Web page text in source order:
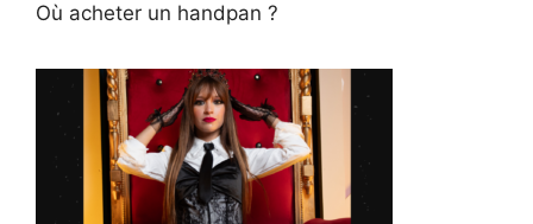
Où acheter un handpan ?